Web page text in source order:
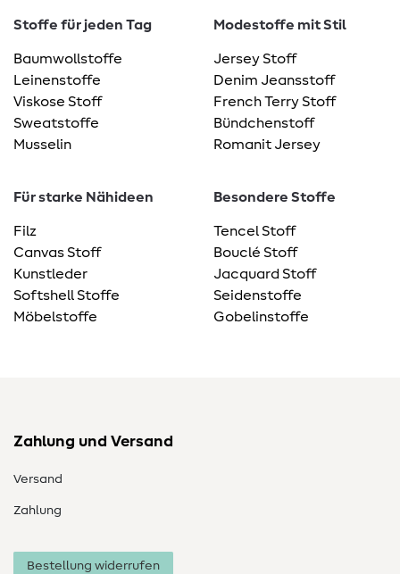
Stoffe für jeden Tag
Baumwollstoffe
Leinenstoffe
Viskose Stoff
Sweatstoffe
Musselin
Modestoffe mit Stil
Jersey Stoff
Denim Jeansstoff
French Terry Stoff
Bündchenstoff
Romanit Jersey
Für starke Nähideen
Filz
Canvas Stoff
Kunstleder
Softshell Stoffe
Möbelstoffe
Besondere Stoffe
Tencel Stoff
Bouclé Stoff
Jacquard Stoff
Seidenstoffe
Gobelinstoffe
Zahlung und Versand
Versand
Zahlung
Bestellung widerrufen